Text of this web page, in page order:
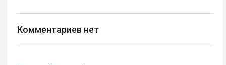
Комментариев нет